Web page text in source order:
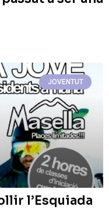
JOVENTUT
l’Esquiada